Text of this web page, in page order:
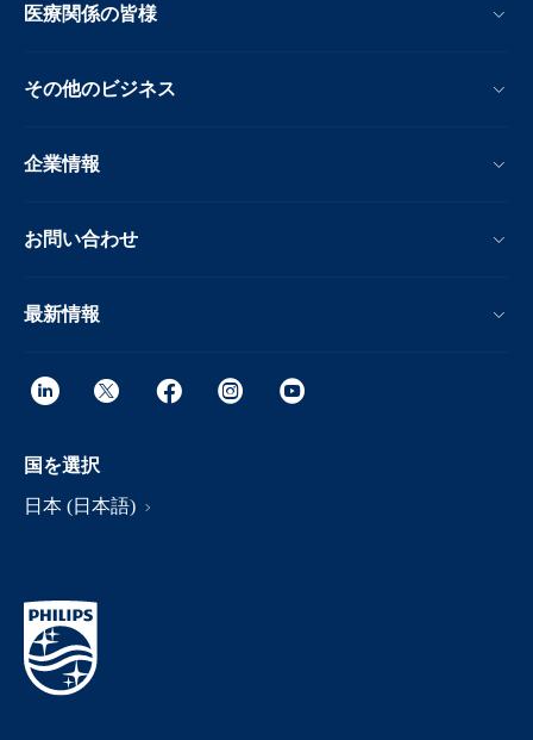
医療関係の皆様
その他のビジネス
企業情報
お問い合わせ
最新情報
国を選択
日本 (日本語)